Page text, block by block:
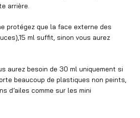
arrière.
protégez que la face externe des
ml suffit, sinon vous aurez
aurez besoin de 30 ml uniquement si
beaucoup de plastiques non peints,
d’ailes comme sur les mini